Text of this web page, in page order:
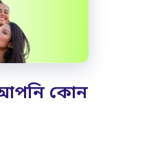
কোন